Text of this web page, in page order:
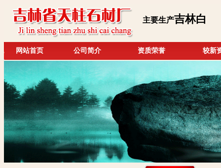
主要生产吉林白
网站首页 公司简介 资质荣誉 较新